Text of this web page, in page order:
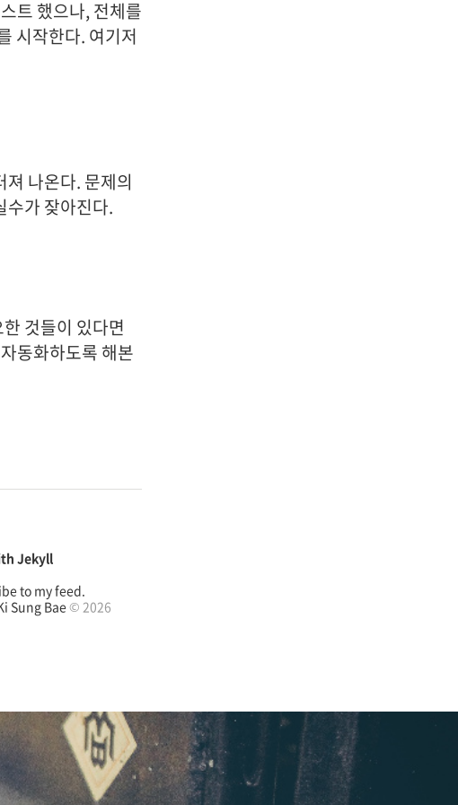
트 했으나, 전체를
시작한다. 여기저
나온다. 문제의
수가 잦아진다.
것들이 있다면
동화하도록 해본
Jekyll
to my feed.
Sung Bae© 2026